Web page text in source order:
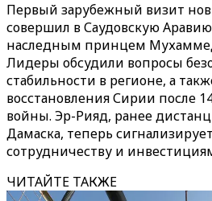
Первый зарубежный визит
совершил в Саудовскую
наследным принцем
Лидеры обсудили вопросы
стабильности в регионе, а
восстановления Сирии после
войны. Эр-Рияд, ранее
Дамаска, теперь
сотрудничеству и
ЧИТАЙТЕ ТАКЖЕ